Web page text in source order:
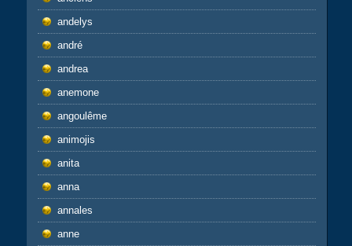
andelys
andré
andrea
anemone
angoulême
animojis
anita
anna
annales
anne